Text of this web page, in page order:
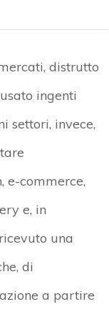
distrutto
ingenti
settori, invece,
e-commerce,
e, in
una
di
a partire